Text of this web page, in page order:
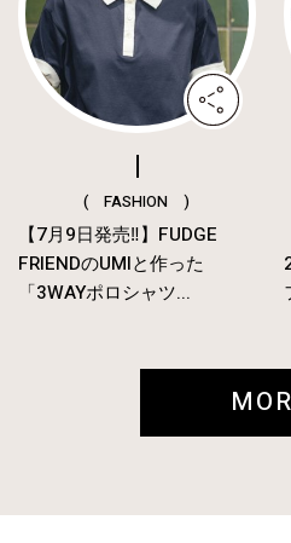
( FASHION )
【7月9日発売‼︎】FUDGE
FRIENDのUMIと作った
「3WAYポロシャツ...